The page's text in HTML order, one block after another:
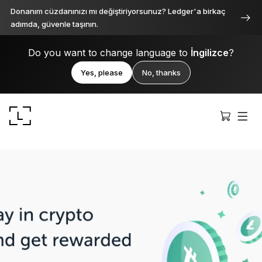
Donanım cüzdanınızı mı değiştiriyorsunuz? Ledger'a birkaç
adımda, güvenle taşının.
Do you want to change language to İngilizce?
Yes, please No, thanks
Ledger Stax
Her açıdan birinci sınıf